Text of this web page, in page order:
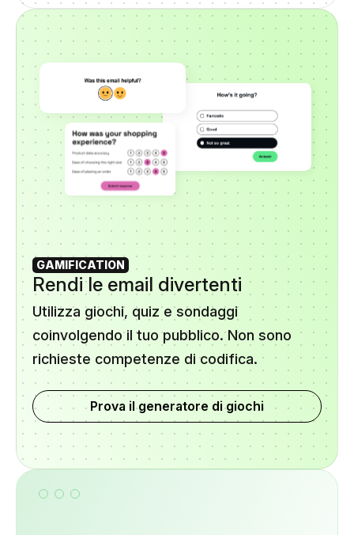
GAMIFICATION
Rendi le email divertenti
Utilizza giochi, quiz e sondaggi
coinvolgendo il tuo pubblico. Non sono
richieste competenze di codifica.
Prova il generatore di giochi